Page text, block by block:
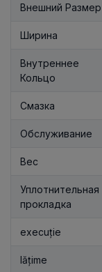
Внешний Размер
Ширина
Внутреннее
Кольцо
Смазка
Обслуживание
Вес
Уплотнительная
прокладка
execuție
lățime